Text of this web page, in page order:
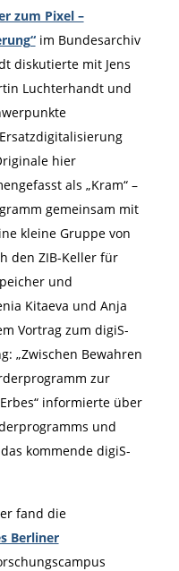
zum Pixel –
im Bundesarchiv
diskutierte mit Jens
Luchterhandt und
hier
als „Kram“ –
gemeinsam mit
kleine Gruppe von
den ZIB-Keller für
und
Kitaeva und Anja
Vortrag zum digiS-
„Zwischen Bewahren
zur
informierte über
und
kommende digiS-
fand die
Berliner